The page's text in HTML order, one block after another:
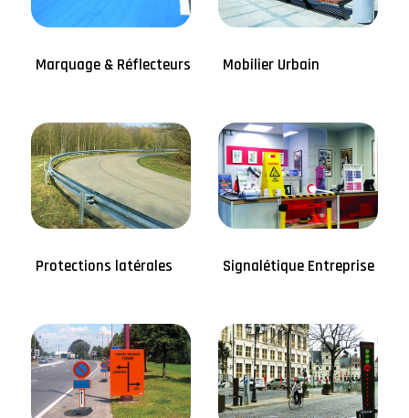
Marquage & Réflecteurs Mobilier Urbain
Protections latérales Signalétique Entreprise